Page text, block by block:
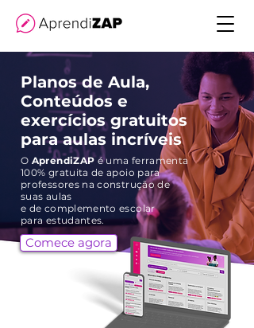
Planos de Aula,
Conteúdos e
exercícios gratuitos
para aulas incríveis
O AprendiZAPé uma ferramenta
100% gratuita de apoio para
professores na construção de
suas aulas
e de complemento escolar
para estudantes.
Comece agora